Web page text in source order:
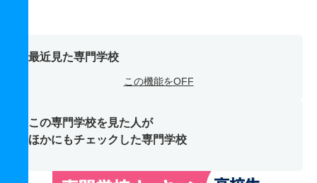
最近見た専門学校
この機能をOFF
この専門学校を見た人が
ほかにもチェックした専門学校